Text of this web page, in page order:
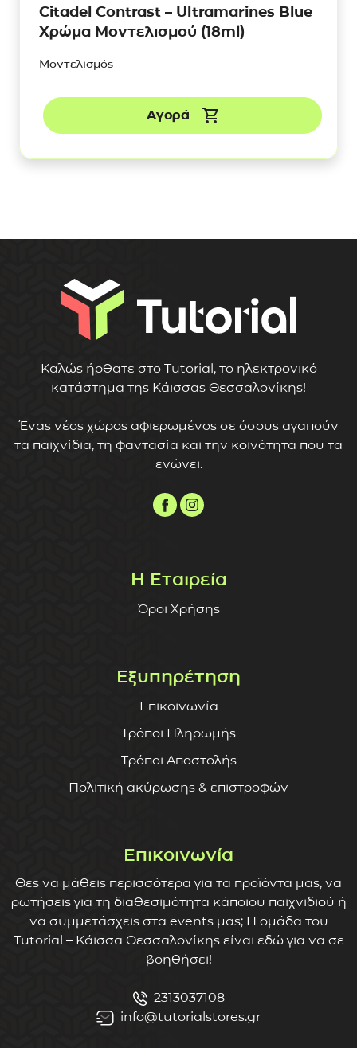
Citadel Contrast – Ultramarines Blue
Χρώμα Μοντελισμού (18ml)
Μοντελισμός
Αγορά
Καλώς ήρθατε στο Tutorial, το ηλεκτρονικό
κατάστημα της Κάισσας Θεσσαλονίκης!
Ένας νέος χώρος αφιερωμένος σε όσους αγαπούν
τα παιχνίδια, τη φαντασία και την κοινότητα που τα
ενώνει.
Η Εταιρεία
Όροι Χρήσης
Εξυπηρέτηση
Επικοινωνία
Τρόποι Πληρωμής
Τρόποι Αποστολής
Πολιτική ακύρωσης & επιστροφών
Επικοινωνία
Θες να μάθεις περισσότερα για τα προϊόντα μας, να
ρωτήσεις για τη διαθεσιμότητα κάποιου παιχνιδιού ή
να συμμετάσχεις στα events μας; Η ομάδα του
Tutorial – Κάισσα Θεσσαλονίκης είναι εδώ για να σε
βοηθήσει!
2313037108
info@tutorialstores.gr